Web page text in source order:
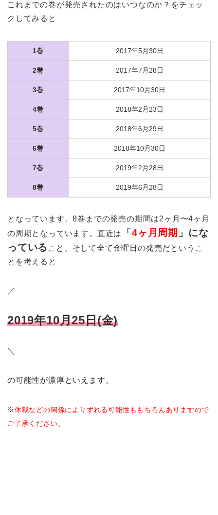
これまでの巻が発売されたのはいつなのか？をチェッ
クしてみると
1巻 2017年5月30日
2巻 2017年7月28日
3巻 2017年10月30日
4巻 2018年2月23日
5巻 2018年6月29日
6巻 2018年10月30日
7巻 2019年2月28日
8巻 2019年6月28日
となっています。8巻までの発売の期間は2ヶ月〜4ヶ月
の周期となっています。直近は
「4ヶ月周期 」にな
っている こと、そして全て金曜日の発売だというこ
とを考えると
／
2019年10月25日(金)
＼
の可能性が濃厚といえます。
※休載などの関係によりずれる可能性ももちろんありますので
ご了承ください。